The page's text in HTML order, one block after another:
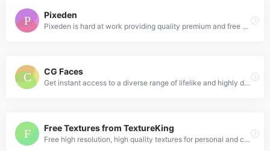
Pixeden
Pixeden is hard at work providing quality premium and free web resources and graphic design templates. Enjoy!
CG Faces
Get instant access to a diverse range of lifelike and highly detailed images. Download our collection in super sharp high resolution files for your creative projects.
Free Textures from TextureKing
Free high resolution, high quality textures for personal and commercial use from TextureKing.